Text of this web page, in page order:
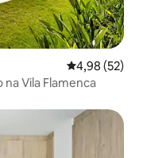
4,98 de uma
4,98 (52)
Vila Flamenca